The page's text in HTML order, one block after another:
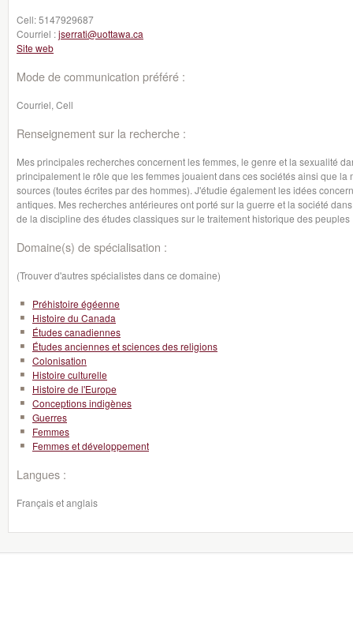
Cell:5147929687
Courriel :jserrati@uottawa.ca
Site web
Mode de communication préféré :
Courriel, Cell
Renseignement sur la recherche :
Mes principales recherches concernent les femmes, le genre et la sexualité
principalement le rôle que les femmes jouaient dans ces sociétés ainsi que
sources (toutes écrites par des hommes). J'étudie également les idées
antiques. Mes recherches antérieures ont porté sur la guerre et la société
de la discipline des études classiques sur le traitement historique des
Domaine(s) de spécialisation :
(Trouver d'autres spécialistes dans ce domaine)
Préhistoire égéenne
Histoire du Canada
Études canadiennes
Études anciennes et sciences des religions
Colonisation
Histoire culturelle
Histoire de l'Europe
Conceptions indigènes
Guerres
Femmes
Femmes et développement
Langues :
Français et anglais